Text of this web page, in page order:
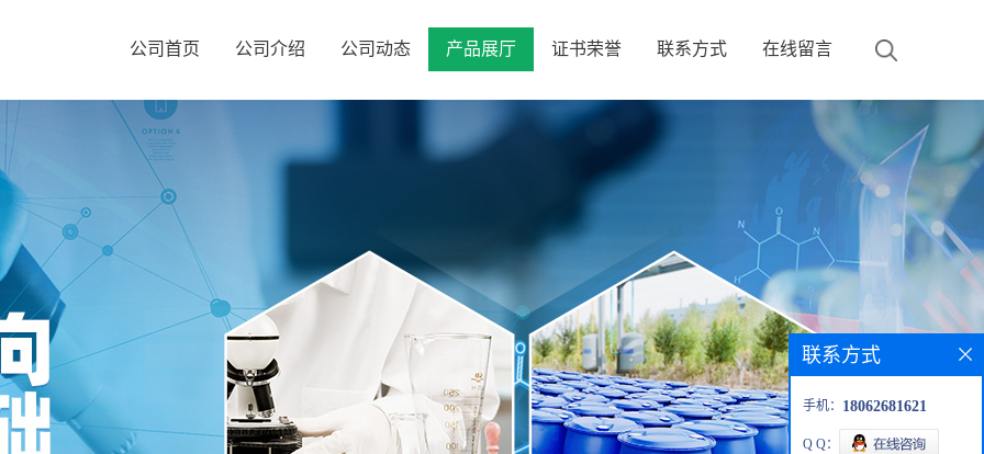
公司首页 公司介绍 公司动态 产品展厅 证书荣誉 联系方式 在线留言
联系方式
手机： 18062681621
Q Q：